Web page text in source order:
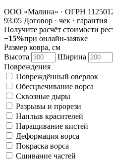
ООО «Малина» · ОГРН
93.05 Договор · чек · гарантия
Получите расчёт стоимости
−15%при онлайн-заявке
Размер ковра, см
Высота
Ширина
Повреждения
Повреждённый оверлок
Обесцвечивание ворса
Сквозные дыры
Разрывы и прорези
Наплыв красителей
Наращивание кистей
Деформация ворса
Покраска ворса
Сшивание частей